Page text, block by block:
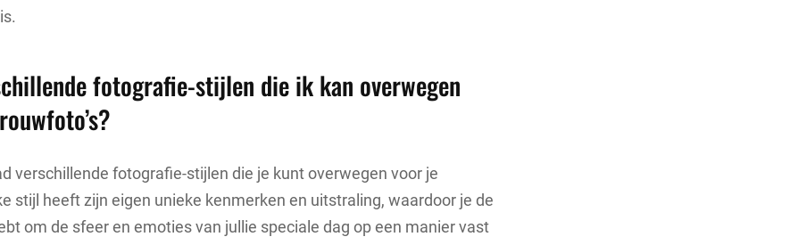
fotografie-stijlen die ik kan overwegen
verschillende fotografie-stijlen die je kunt overwegen voor je
stijl heeft zijn eigen unieke kenmerken en uitstraling, waardoor je de
om de sfeer en emoties van jullie speciale dag op een manier vast